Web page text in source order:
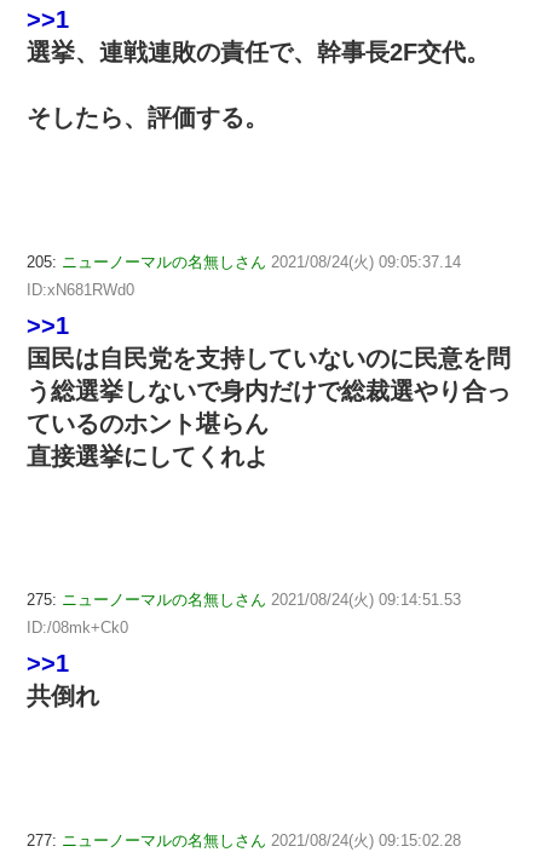
>>1
選挙、連戦連敗の責任で、幹事長2F交代。
そしたら、評価する。
205: ニューノーマルの名無しさん 2021/08/24(火) 09:05:37.14
ID:xN681RWd0
>>1
国民は自民党を支持していないのに民意を問
う総選挙しないで身内だけで総裁選やり合っ
ているのホント堪らん
直接選挙にしてくれよ
275: ニューノーマルの名無しさん 2021/08/24(火) 09:14:51.53
ID:/08mk+Ck0
>>1
共倒れ
277: ニューノーマルの名無しさん 2021/08/24(火) 09:15:02.28